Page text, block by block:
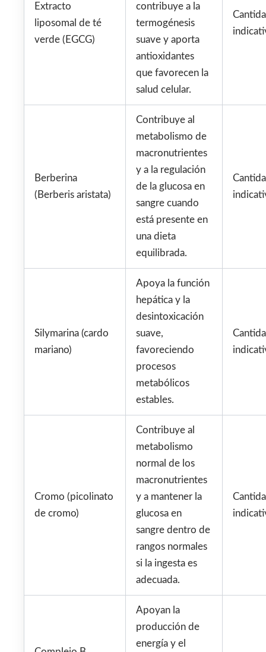
Extracto
liposomal de té
verde (EGCG)
contribuye a la
termogénesis
suave y aporta
antioxidantes
que favorecen la
salud celular.
Berberina
(Berberis aristata)
Contribuye al
metabolismo de
macronutrientes
y a la regulación
de la glucosa en
sangre cuando
está presente en
una dieta
equilibrada.
Silymarina (cardo
mariano)
Apoya la función
hepática y la
desintoxicación
suave,
favoreciendo
procesos
metabólicos
estables.
Cromo (picolinato
de cromo)
Contribuye al
metabolismo
normal de los
macronutrientes
y a mantener la
glucosa en
sangre dentro de
rangos normales
si la ingesta es
adecuada.
Apoyan la
producción de
energía y el